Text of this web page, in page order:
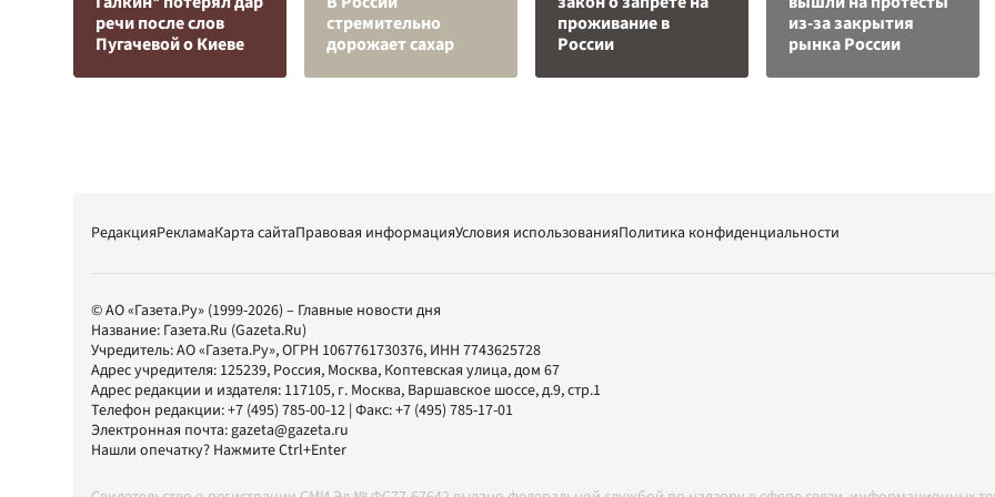
речи после слов
Пугачевой о Киеве
стремительно
дорожает сахар
проживание в
России
из-за закрытия
рынка России
РедакцияРекламаКарта сайтаПравовая информацияУсловия использованияПолитика конфиденциальности
© АО «Газета.Ру» (1999-2026) – Главные новости дня
Название: Газета.Ru (Gazeta.Ru)
Учредитель:АО «Газета.Ру», ОГРН 1067761730376, ИНН 7743625728
Адрес учредителя: 125239, Россия, Москва, Коптевская улица, дом 67
Адрес редакции и издателя: 117105, г. Москва, Варшавское шоссе, д.9, стр.1
Телефон редакции:+7 (495) 785-00-12 | Факс:+7 (495) 785-17-01
Электронная почта:gazeta@gazeta.ru
Нашли опечатку? Нажмите Ctrl+Enter